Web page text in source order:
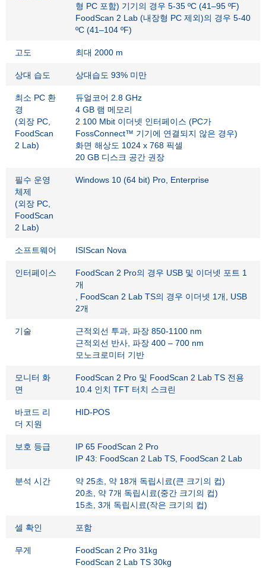
형 PC 포함) 기기의 경우 5-35 ºC (41–95 ºF)
FoodScan 2 Lab (내장형 PC 제외)의 경우 5-40
ºC (41–104 ºF)
고도 최대 2000 m
상대 습도 상대습도 93% 미만
최소 PC 환
경
(외장 PC,
FoodScan
2 Lab)
듀얼코어 2.8 GHz
4 GB 램 메모리
2 100 Mbit 이더넷 인터페이스 (PC가
FossConnect™ 기기에 연결되지 않은 경우)
화면 해상도 1024 x 768 픽셀
20 GB 디스크 공간 권장
필수 운영
체제
(외장 PC,
FoodScan
2 Lab)
Windows 10 (64 bit) Pro, Enterprise
소프트웨어 ISIScan Nova
인터페이스
FoodScan 2 Pro의 경우 USB 및 이더넷 포트 1
개
, FoodScan 2 Lab TS의 경우 이더넷 1개, USB
2개
기술
근적외선 투과, 파장 850-1100 nm
근적외선 반사, 파장 400 – 700 nm
모노크로미터 기반
모니터 화
면
FoodScan 2 Pro 및 FoodScan 2 Lab TS 전용
10.4 인치 TFT 터치 스크린
바코드 리
더 지원
HID-POS
보호 등급
IP 65 FoodScan 2 Pro
IP 43: FoodScan 2 Lab TS, FoodScan 2 Lab
분석 시간
약 25초, 약 18개 독립시료(큰 크기의 컵)
20초, 약 7개 독립시료(중간 크기의 컵)
15초, 3개 독립시료(작은 크기의 컵)
셀 확인 포함
무게
FoodScan 2 Pro 31kg
FoodScan 2 Lab TS 30kg